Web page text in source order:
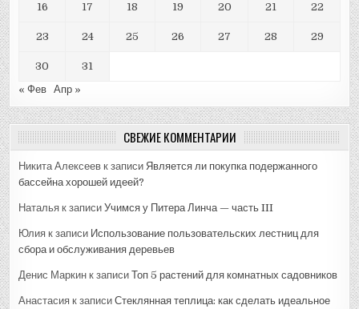
16 17 18 19 20 21 22
23 24 25 26 27 28 29
30
31
« Фев
Апр »
СВЕЖИЕ КОММЕНТАРИИ
Никита Алексеев к записиЯвляется ли покупка подержанного
бассейна хорошей идеей?
Наталья к записиУчимся у Питера Линча — часть III
Юлия к записи Использование пользовательских лестниц для
сбора и обслуживания деревьев
Денис Маркин к записиТоп 5 растений для комнатных садовников
Анастасия к записиСтеклянная теплица: как сделать идеальное